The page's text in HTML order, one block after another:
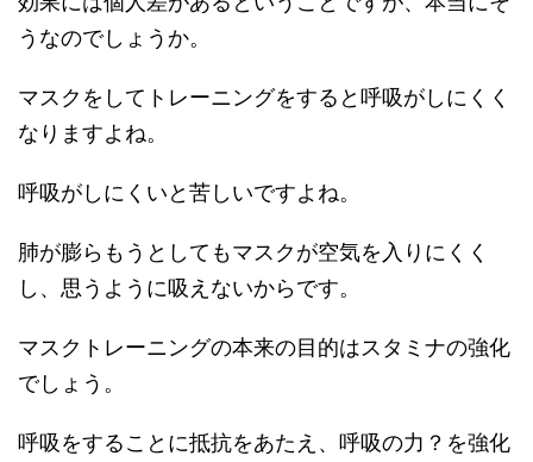
うなのでしょうか。
マスクをしてトレーニングをすると呼吸がしにくく
なりますよね。
呼吸がしにくいと苦しいですよね。
肺が膨らもうとしてもマスクが空気を入りにくく
し、思うように吸えないからです。
マスクトレーニングの本来の目的はスタミナの強化
でしょう。
呼吸をすることに抵抗をあたえ、呼吸の力？を強化